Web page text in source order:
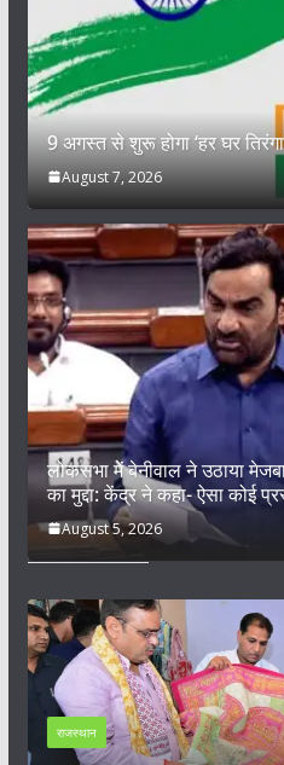
9 अगस्त से शुरू होगा ‘हर घर
August 7, 2026
लोकसभा में बेनीवाल ने उठाया
का मुद्दा: केंद्र ने कहा- ऐसा कोई
August 5, 2026
राजस्थान